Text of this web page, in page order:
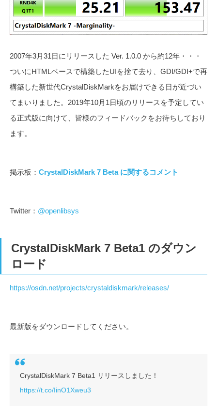
2007年3月31日にリリースした Ver. 1.0.0 から約12年・・・
ついにHTMLベースで構築したUIを捨て去り、GDI/GDI+で再
構築した新世代CrystalDiskMarkをお届けできる日が近づい
てまいりました。2019年10月1日頃のリリースを予定してい
る正式版に向けて、皆様のフィードバックをお待ちしており
ます。
掲示板： CrystalDiskMark 7 Beta に関するコメント
Twitter： @openlibsys
CrystalDiskMark 7 Beta1 のダウン
ロード
https://osdn.net/projects/crystaldiskmark/releases/
最新版をダウンロードしてください。
CrystalDiskMark 7 Beta1 リリースしました！
https://t.co/IinO1Xweu3